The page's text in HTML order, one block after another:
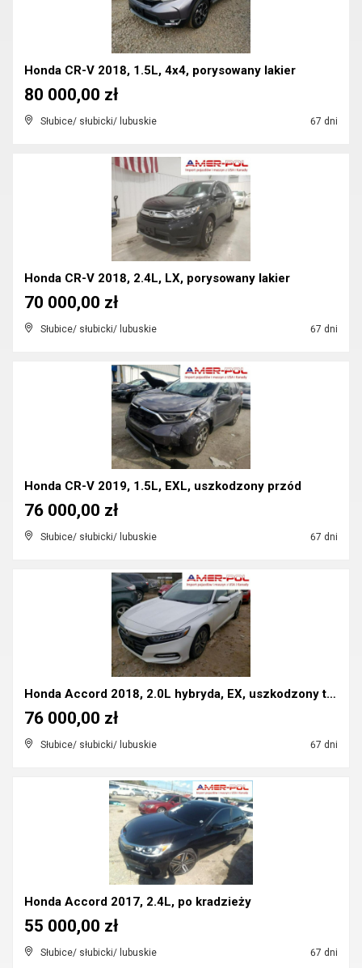
Honda CR-V 2018, 1.5L, 4x4, porysowany lakier
Słubice/ słubicki/ lubuskie 67 dni
80 000,00 zł
Honda CR-V 2018, 2.4L, LX, porysowany lakier
Słubice/ słubicki/ lubuskie 67 dni
70 000,00 zł
Honda CR-V 2019, 1.5L, EXL, uszkodzony przód
Słubice/ słubicki/ lubuskie 67 dni
76 000,00 zł
Honda Accord 2018, 2.0L hybryda, EX, uszkodzony ty...
Słubice/ słubicki/ lubuskie 67 dni
76 000,00 zł
Honda Accord 2017, 2.4L, po kradzieży
Słubice/ słubicki/ lubuskie 67 dni
55 000,00 zł